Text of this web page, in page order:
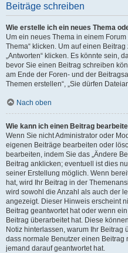
Beiträge schreiben
Wie erstelle ich ein neues Thema
Um ein neues Thema in einem
Thema“ klicken. Um auf einen
„Antworten“ klicken. Es könnte sein,
bevor Sie einen Beitrag schreiben
am Ende der Foren- und der
Themen erstellen“, „Sie dürfen
Nach oben
Wie kann ich einen Beitrag
Wenn Sie nicht Administrator oder
eigenen Beiträge bearbeiten oder
bearbeiten, indem Sie das „Ändere
Beitrag anklicken; eventuell ist dies
seiner Erstellung möglich. Wenn
hat, wird Ihr Beitrag in der
wird sowohl die Anzahl als auch der
angezeigt. Dieser Hinweis erscheint
Beitrag geantwortet hat oder wenn
Beitrag überarbeitet hat. Diese
Notiz hinterlassen, warum Ihr Beitrag
dass normale Benutzer einen
jemand darauf geantwortet hat.